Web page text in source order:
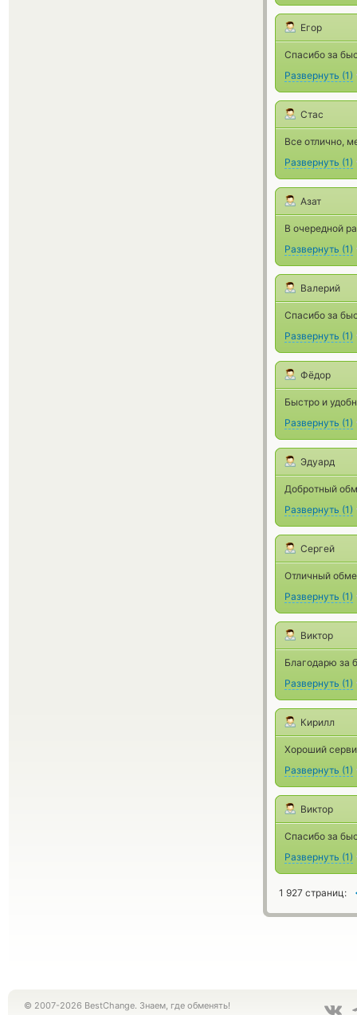
Егор
Спасибо за
Развернуть (1)
Стас
Все отлично,
Развернуть (1)
Азат
В очередной
Развернуть (1)
Валерий
Спасибо за
Развернуть (1)
Фёдор
Быстро и
Развернуть (1)
Эдуард
Добротный
Развернуть (1)
Сергей
Отличный
Развернуть (1)
Виктор
Благодарю за
Развернуть (1)
Кирилл
Хороший
Развернуть (1)
Виктор
Спасибо за
Развернуть (1)
1 927 страниц:
© 2007-2026 BestChange. Знаем, где обменять!